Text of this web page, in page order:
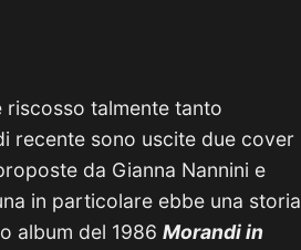
riscosso talmente tanto
recente sono uscite due cover
da Gianna Nannini e
in particolare ebbe una storia
album del 1986 Morandi in